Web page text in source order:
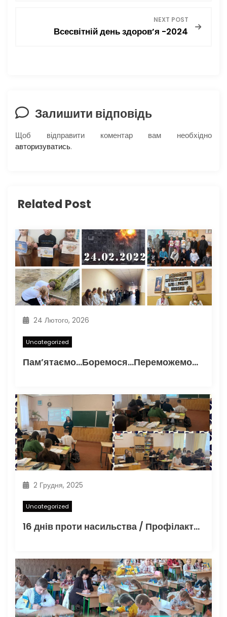
ц
і
я
а
п
и
с
і
в
NEXT POST
Всесвітній день здоров’я -2024
Залишити відповідь
Щоб відправити коментар вам необхідно
авторизуватись.
Related Post
24 Лютого, 2026
Uncategorized
Пам’ятаємо…Боремося…Переможемо…
2 Грудня, 2025
Uncategorized
16 днів проти насильства / Профілактика ВІЛ/СНІДу